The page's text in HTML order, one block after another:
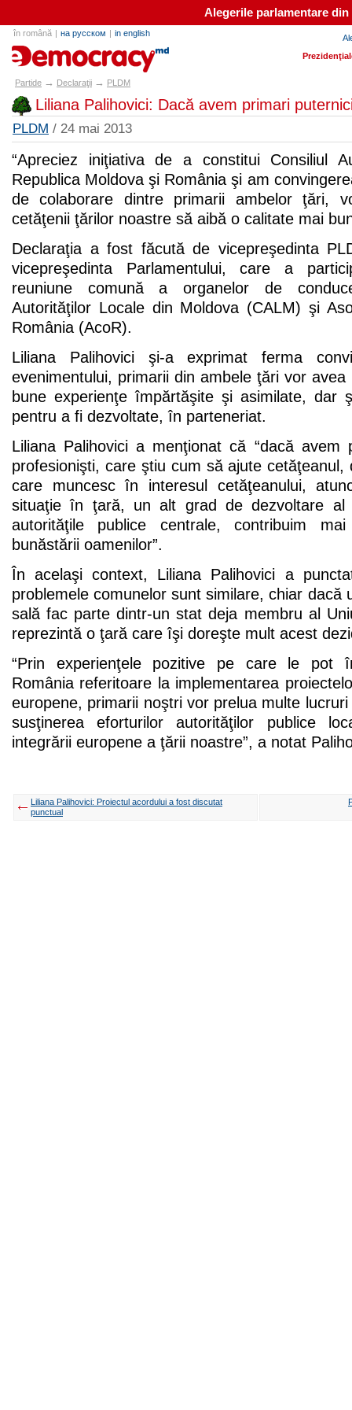
Alegerile parlamentare
în română | на русском | in english
partide.md
Partide → Declaraţii → PLDM
Liliana Palihovici: Dacă avem primari
PLDM / 24 mai 2013
“Apreciez iniţiativa de a constitui Consiliul
Republica Moldova şi România şi am
de colaborare dintre primarii ambelor ţări,
cetăţenii ţărilor noastre să aibă o calitate mai
Declaraţia a fost făcută de vicepreşedinta
vicepreşedinta Parlamentului, care a
reuniune comună a organelor de
Autorităţilor Locale din Moldova (CALM) şi
România (AcoR).
Liliana Palihovici şi-a exprimat ferma
evenimentului, primarii din ambele ţări vor
bune experienţe împărtăşite şi asimilate, dar
pentru a fi dezvoltate, în parteneriat.
Liliana Palihovici a menţionat că “dacă avem
profesionişti, care ştiu cum să ajute cetăţeanul,
care muncesc în interesul cetăţeanului,
situaţie în ţară, un alt grad de dezvoltare
autorităţile publice centrale, contribuim
bunăstării oamenilor”.
În acelaşi context, Liliana Palihovici a
problemele comunelor sunt similare, chiar dacă
sală fac parte dintr-un stat deja membru al
reprezintă o ţară care îşi doreşte mult acest
“Prin experienţele pozitive pe care le pot
România referitoare la implementarea
europene, primarii noştri vor prelua multe
susţinerea eforturilor autorităţilor publice
integrării europene a ţării noastre”, a notat
Liliana Palihovici: Proiectul acordului a fost discutat
punctual